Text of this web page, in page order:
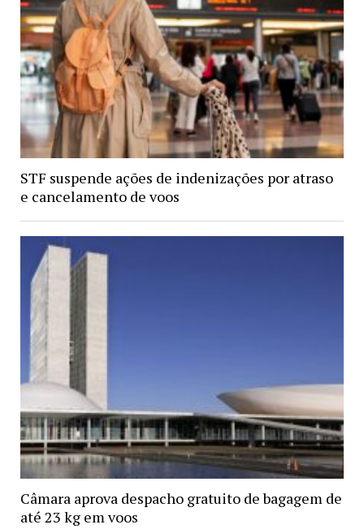
STF suspende ações de indenizações por atraso
e cancelamento de voos
Câmara aprova despacho gratuito de bagagem de
até 23 kg em voos